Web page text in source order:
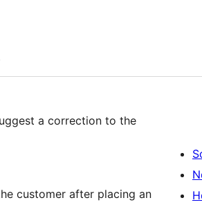
a correction to the
customer after placing an